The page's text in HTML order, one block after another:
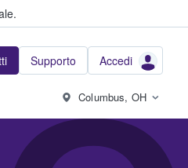
Supporto Accedi
Columbus, OH